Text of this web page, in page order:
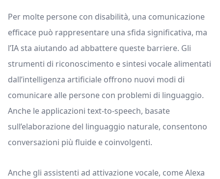
Per molte persone con disabilità, una comunicazione
efficace può rappresentare una sfida significativa, ma
l’IA sta aiutando ad abbattere queste barriere. Gli
strumenti di riconoscimento e sintesi vocale alimentati
dall’intelligenza artificiale offrono nuovi modi di
comunicare alle persone con problemi di linguaggio.
Anche le applicazioni text-to-speech, basate
sull’elaborazione del linguaggio naturale, consentono
conversazioni più fluide e coinvolgenti.
Anche gli assistenti ad attivazione vocale, come Alexa